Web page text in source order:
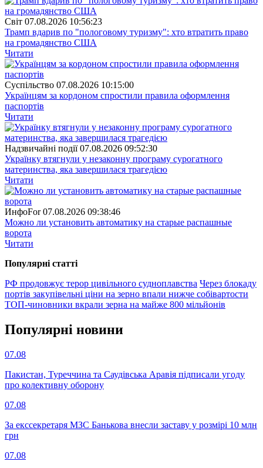
Свiт 07.08.2026 10:56:23
Трамп вдарив по "пологовому туризму": хто втратить право
на громадянство США
Читати
Суспiльство 07.08.2026 10:15:00
Українцям за кордоном спростили правила оформлення
паспортів
Читати
Надзвичайні події 07.08.2026 09:52:30
Українку втягнули у незаконну програму сурогатного
материнства, яка завершилася трагедією
Читати
ИнфоFor 07.08.2026 09:38:46
Можно ли установить автоматику на старые распашные
ворота
Читати
Популярнi статтi
РФ продовжує терор цивільного судноплавства Через блокаду
портів закупівельні ціни на зерно впали нижче собівартости
ТОП-чиновники вкрали зерна на майже 800 мільйонів
Популярнi новини
07.08
Пакистан, Туреччина та Саудівська Аравія підписали угоду
про колективну оборону
07.08
За екссекретаря МЗС Банькова внесли заставу у розмірі 10 млн
грн
07.08